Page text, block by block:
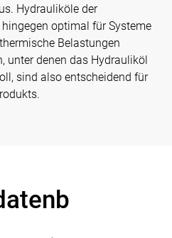
Hydrauliköle der
optimal für Systeme
Belastungen
unter denen das Hydrauliköl
sind also entscheidend für